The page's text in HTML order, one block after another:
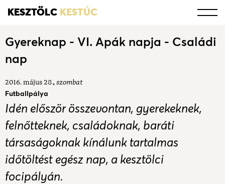
KESZTÖLC KESTÚC
Gyereknap - VI. Apák napja - Családi
nap
2016. május 28. szombat
Futballpálya
Idén először összevontan, gyerekeknek,
felnőtteknek, családoknak, baráti
társaságoknak kínálunk tartalmas
időtöltést egész nap, a kesztölci
focipályán.